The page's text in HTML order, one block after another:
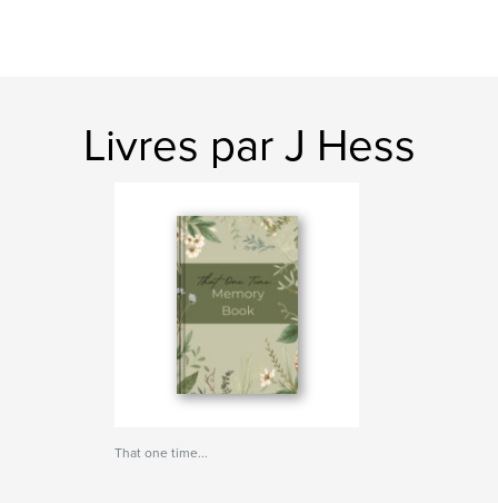
Livres par J Hess
That one time...